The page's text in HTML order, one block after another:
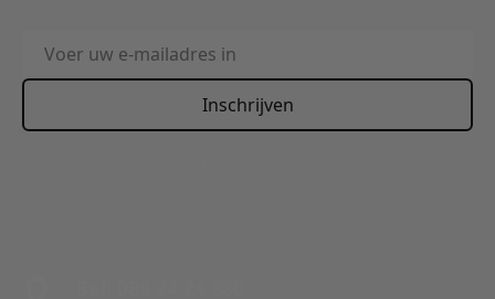
E-mailadres
Inschrijven